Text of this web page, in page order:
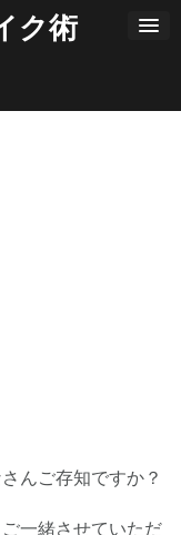
ク術
んご存知ですか？
一緒させていただ